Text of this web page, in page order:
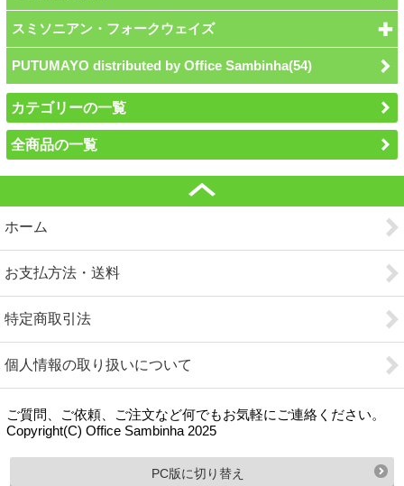
スミソニアン・フォークウェイズ
PUTUMAYO distributed by Office Sambinha(54)
カテゴリーの一覧
全商品の一覧
ホーム
お支払方法・送料
特定商取引法
個人情報の取り扱いについて
ご質問、ご依頼、ご注文など何でもお気軽にご連絡ください。
Copyright(C) Office Sambinha 2025
PC版に切り替え